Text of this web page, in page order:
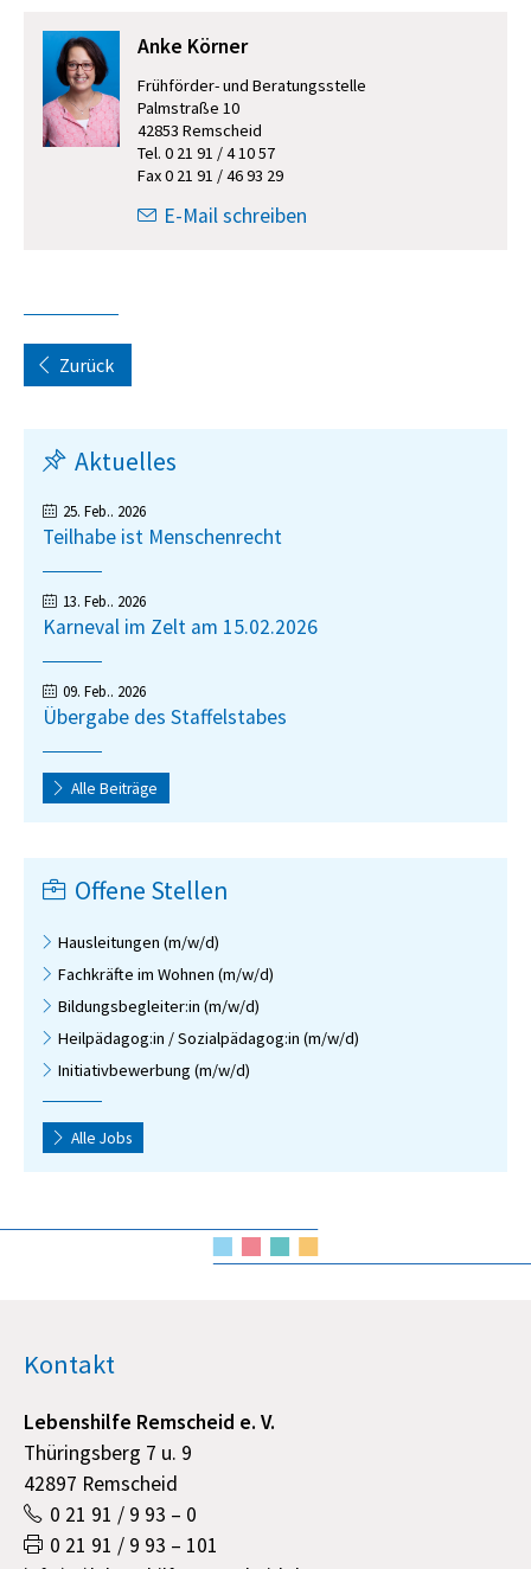
Anke Körner
Frühförder- und Beratungsstelle
Palmstraße 10
42853 Remscheid
Tel. 0 21 91 / 4 10 57
Fax 0 21 91 / 46 93 29
E-Mail schreiben
Zurück
Aktuelles
25. Feb.. 2026
Teilhabe ist Menschenrecht
13. Feb.. 2026
Karneval im Zelt am 15.02.2026
09. Feb.. 2026
Übergabe des Staffelstabes
Alle Beiträge
Offene Stellen
Hausleitungen (m/w/d)
Fachkräfte im Wohnen (m/w/d)
Bildungsbegleiter:in (m/w/d)
Heilpädagog:in / Sozialpädagog:in (m/w/d)
Initiativbewerbung (m/w/d)
Alle Jobs
Kontakt
Lebenshilfe Remscheid e. V.
Thüringsberg 7 u. 9
42897 Remscheid
0 21 91 / 9 93 – 0
0 21 91 / 9 93 – 101